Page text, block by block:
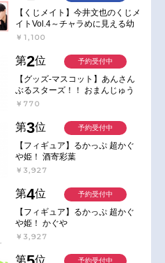
【くじメイト】今井文也のくじメ
イトVol.4～チャラめに見える幼
馴染、実は一途で独占欲が強いん
￥1,100
第2位
【グッズ-マスコット】あんさん
ぶるスターズ！！ おまんじゅう
にぎにぎマスコット ねくすと2
￥770
予約受付中
第3位
【フィギュア】るかっぷ 超かぐ
や姫！ 酒寄彩葉
￥3,927
予約受付中
第4位
【フィギュア】るかっぷ 超かぐ
や姫！ かぐや
￥3,927
予約受付中
第 位 予約受付中